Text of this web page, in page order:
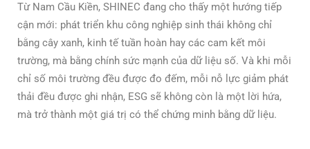
Từ Nam Cầu Kiền, SHINEC đang cho thấy một hướng tiếp
cận mới: phát triển khu công nghiệp sinh thái không chỉ
bằng cây xanh, kinh tế tuần hoàn hay các cam kết môi
trường, mà bằng chính sức mạnh của dữ liệu số. Và khi mỗi
chỉ số môi trường đều được đo đếm, mỗi nỗ lực giảm phát
thải đều được ghi nhận, ESG sẽ không còn là một lời hứa,
mà trở thành một giá trị có thể chứng minh bằng dữ liệu.